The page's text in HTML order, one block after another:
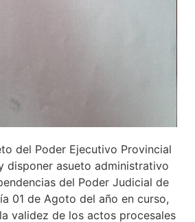
del Poder Ejecutivo Provincial
disponer asueto administrativo
del Poder Judicial de
01 de Agoto del año en curso,
validez de los actos procesales